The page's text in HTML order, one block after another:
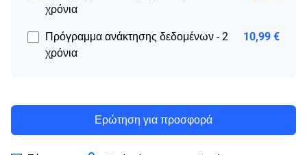
χρόνια
Πρόγραμμα ανάκτησης δεδομένων - 2
χρόνια
10,99 €
Ερώτηση για προσφορά